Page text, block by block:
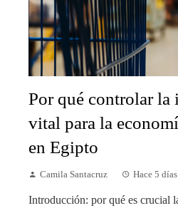
Por qué controlar la
vital para la
en Egipto
Camila Santacruz Hace 5 días
Introducción: por qué es crucial